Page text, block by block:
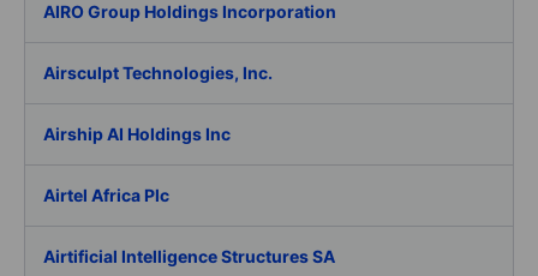
AIRO Group Holdings Incorporation
Airsculpt Technologies, Inc.
Airship AI Holdings Inc
Airtel Africa Plc
Airtificial Intelligence Structures SA